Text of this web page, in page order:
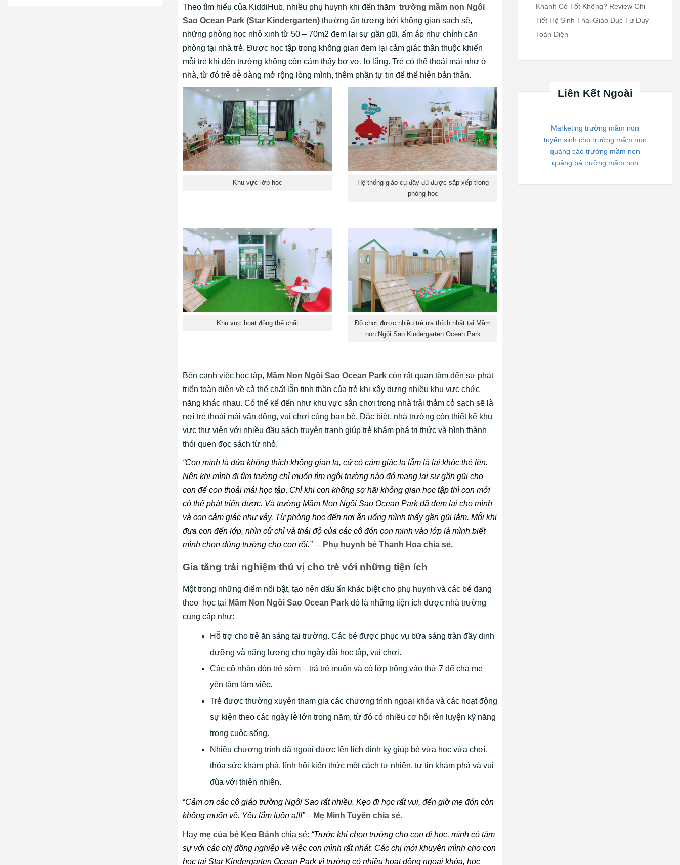
Theo tìm hiểu của KiddiHub, nhiều phụ huynh khi đến thăm trường mầm non Ngôi
Sao Ocean Park (Star Kindergarten) thường ấn tượng bởi không gian sạch sẽ,
những phòng học nhỏ xinh từ 50 – 70m2 đem lại sự gần gũi, ấm áp như chính căn
phòng tại nhà trẻ. Được học tập trong không gian đem lại cảm giác thân thuộc khiến
mỗi trẻ khi đến trường không còn cảm thấy bơ vơ, lo lắng. Trẻ có thể thoải mái như ở
nhà, từ đó trẻ dễ dàng mở rộng lòng mình, thêm phần tự tin để thể hiện bản thân.
Khu vực lớp học
Hệ thống giáo cụ đầy đủ được sắp xếp trong
phòng học
Khu vực hoạt động thể chất
Đồ chơi được nhiều trẻ ưa thích nhất tại Mầm
non Ngôi Sao Kindergarten Ocean Park
Bên cạnh việc học tập, Mầm Non Ngôi Sao Ocean Park còn rất quan tâm đến sự phát
triển toàn diện về cả thể chất lẫn tinh thần của trẻ khi xây dựng nhiều khu vực chức
năng khác nhau. Có thể kể đến như khu vực sân chơi trong nhà trải thảm cỏ sạch sẽ là
nơi trẻ thoải mái vận động, vui chơi cùng bạn bè. Đặc biệt, nhà trường còn thiết kế khu
vực thư viện với nhiều đầu sách truyện tranh giúp trẻ khám phá tri thức và hình thành
thói quen đọc sách từ nhỏ.
“Con mình là đứa không thích không gian lạ, cứ có cảm giác lạ lẫm là lại khóc thé lên.
Nên khi mình đi tìm trường chỉ muốn tìm ngôi trường nào đó mang lại sự gần gũi cho
con để con thoải mái học tập. Chỉ khi con không sợ hãi không gian học tập thì con mới
có thể phát triển được. Và trường Mầm Non Ngôi Sao Ocean Park đã đem lại cho mình
và con cảm giác như vậy. Từ phòng học đến nơi ăn uống mình thấy gần gũi lắm. Mỗi khi
đưa con đến lớp, nhìn cử chỉ và thái độ của các cô đón con minh vào lớp là mình biết
mình chọn đúng trường cho con rồi.” – Phụ huynh bé Thanh Hoa chia sẻ.
Gia tăng trải nghiệm thú vị cho trẻ với những tiện ích
Một trong những điểm nổi bật, tạo nên dấu ấn khác biệt cho phụ huynh và các bé đang
theo học tại Mầm Non Ngôi Sao Ocean Park đó là những tiện ích được nhà trường
cung cấp như:
Hỗ trợ cho trẻ ăn sáng tại trường. Các bé được phục vụ bữa sáng tràn đầy dinh
dưỡng và năng lượng cho ngày dài học tập, vui chơi.
Các cô nhận đón trẻ sớm – trả trẻ muộn và có lớp trông vào thứ 7 để cha mẹ
yên tâm làm việc.
Trẻ được thường xuyên tham gia các chương trình ngoại khóa và các hoạt động
sự kiện theo các ngày lễ lớn trong năm, từ đó có nhiều cơ hội rèn luyện kỹ năng
trong cuộc sống.
Nhiều chương trình dã ngoại được lên lịch định kỳ giúp bé vừa học vừa chơi,
thỏa sức khám phá, lĩnh hội kiến thức một cách tự nhiên, tự tin khám phá và vui
đùa với thiên nhiên.
“Cảm ơn các cô giáo trường Ngôi Sao rất nhiều. Kẹo đi học rất vui, đến giờ mẹ đón còn
không muốn về. Yêu lắm luôn ạ!!!”– Mẹ Minh Tuyến chia sẻ.
Hay mẹ của bé Kẹo Bánh chia sẻ: “Trước khi chọn trường cho con đi học, mình có tâm
sự với các chị đồng nghiệp về việc con mình rất nhát. Các chị mới khuyên mình cho con
học tại Star Kindergarten Ocean Park vì trường có nhiều hoạt động ngoại khóa, học
Khánh Có Tốt Không? Review Chi
Tiết Hệ Sinh Thái Giáo Dục Tư Duy
Toàn Diện
Liên Kết Ngoài
Marketing trường mầm non
tuyển sinh cho trường mầm non
quảng cáo trường mầm non
quảng bá trường mầm non